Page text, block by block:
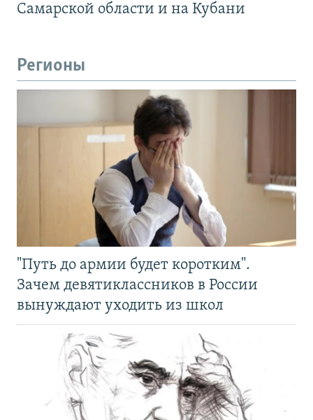
Самарской области и на Кубани
Регионы
"Путь до армии будет коротким".
Зачем девятиклассников в России
вынуждают уходить из школ